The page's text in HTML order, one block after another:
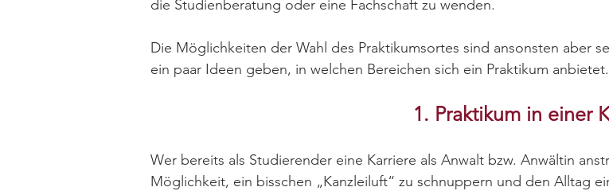
die Studienberatung oder eine Fachschaft zu wenden.
Die Möglichkeiten der Wahl des Praktikumsortes sind ansonsten aber
ein paar Ideen geben, in welchen Bereichen sich ein Praktikum anbietet.
1. Praktikum in einer
Wer bereits als Studierender eine Karriere als Anwalt bzw. Anwältin
Möglichkeit, ein bisschen „Kanzleiluft“ zu schnuppern und den Alltag